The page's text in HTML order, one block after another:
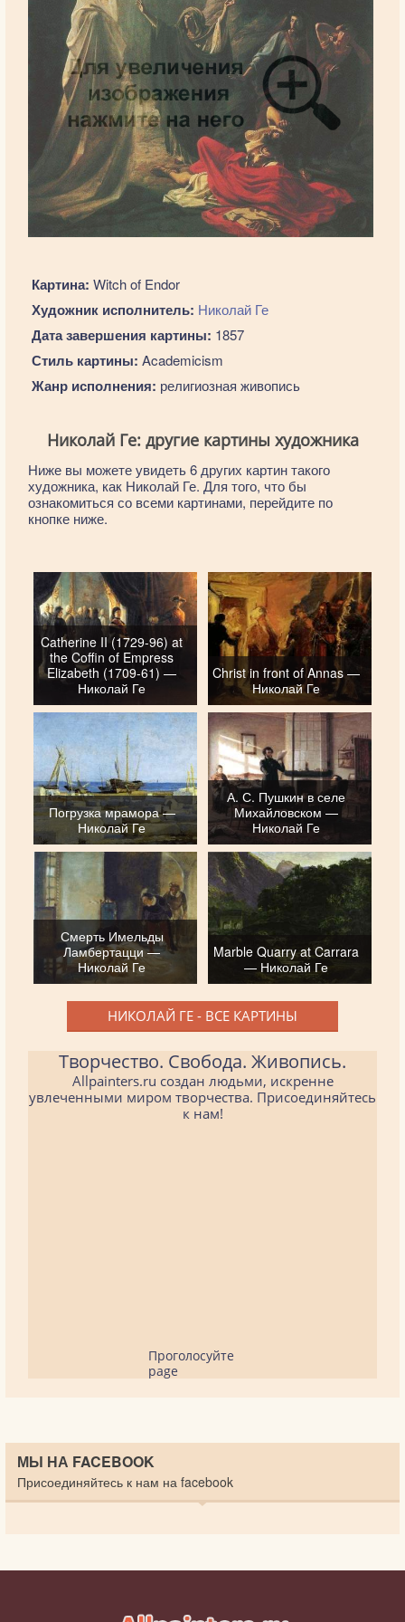
Картина: Witch of Endor
Художник исполнитель: Николай Ге
Дата завершения картины: 1857
Стиль картины: Academicism
Жанр исполнения: религиозная живопись
Николай Ге: другие картины художника
Ниже вы можете увидеть 6 других картин такого
художника, как Николай Ге. Для того, что бы
ознакомиться со всеми картинами, перейдите по
кнопке ниже.
Catherine II (1729-96) at
the Coffin of Empress
Elizabeth (1709-61) —
Николай Ге
Christ in front of Annas —
Николай Ге
Погрузка мрамора —
Николай Ге
А. С. Пушкин в селе
Михайловском —
Николай Ге
Смерть Имельды
Ламбертацци —
Николай Ге
Marble Quarry at Carrara
— Николай Ге
НИКОЛАЙ ГЕ - ВСЕ КАРТИНЫ
Творчество. Свобода. Живопись.
Allpainters.ru создан людьми, искренне
увлеченными миром творчества. Присоединяйтесь
к нам!
Проголосуйте
page
МЫ НА FACEBOOK
Присоединяйтесь к нам на facebook